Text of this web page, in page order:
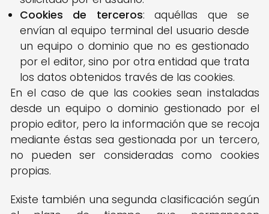
Cookies de terceros: aquéllas que se
envían al equipo terminal del usuario desde
un equipo o dominio que no es gestionado
por el editor, sino por otra entidad que trata
los datos obtenidos través de las cookies.
En el caso de que las cookies sean instaladas
desde un equipo o dominio gestionado por el
propio editor, pero la información que se recoja
mediante éstas sea gestionada por un tercero,
no pueden ser consideradas como cookies
propias.
Existe también una segunda clasificación según